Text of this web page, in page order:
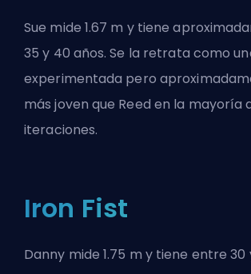
Sue mide 1.67 m y tiene
35 y 40 años. Se la retrata como
experimentada pero
más joven que Reed en la mayoría
iteraciones.
Iron Fist
Danny mide 1.75 m y tiene entre 30